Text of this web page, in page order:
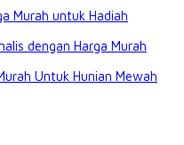
Murah untuk Hadiah
dengan Harga Murah
Untuk Hunian Mewah